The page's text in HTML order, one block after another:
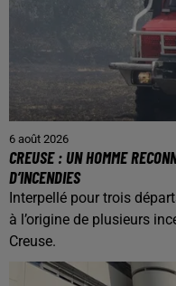
6 août 2026
CREUSE : UN HOMME
D’INCENDIES
Interpellé pour trois
à l’origine de plusieurs
Creuse.